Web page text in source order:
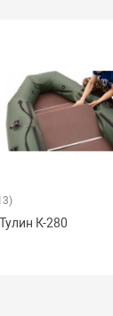
К-280